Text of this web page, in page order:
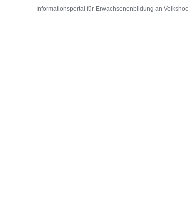
Informationsportal für Erwachsenenbildung an